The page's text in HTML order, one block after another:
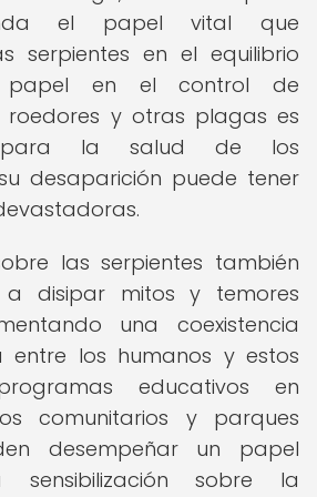
el papel vital que
serpientes en el equilibrio
papel en el control de
roedores y otras plagas es
para la salud de los
desaparición puede tener
las serpientes también
disipar mitos y temores
una coexistencia
entre los humanos y estos
educativos en
comunitarios y parques
desempeñar un papel
sobre la